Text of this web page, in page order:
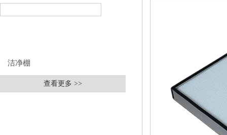
洁净棚
查看更多 >>